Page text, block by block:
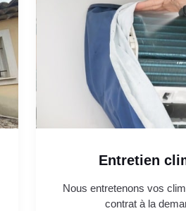
Entretien
Nous entretenons vos
contrat à la